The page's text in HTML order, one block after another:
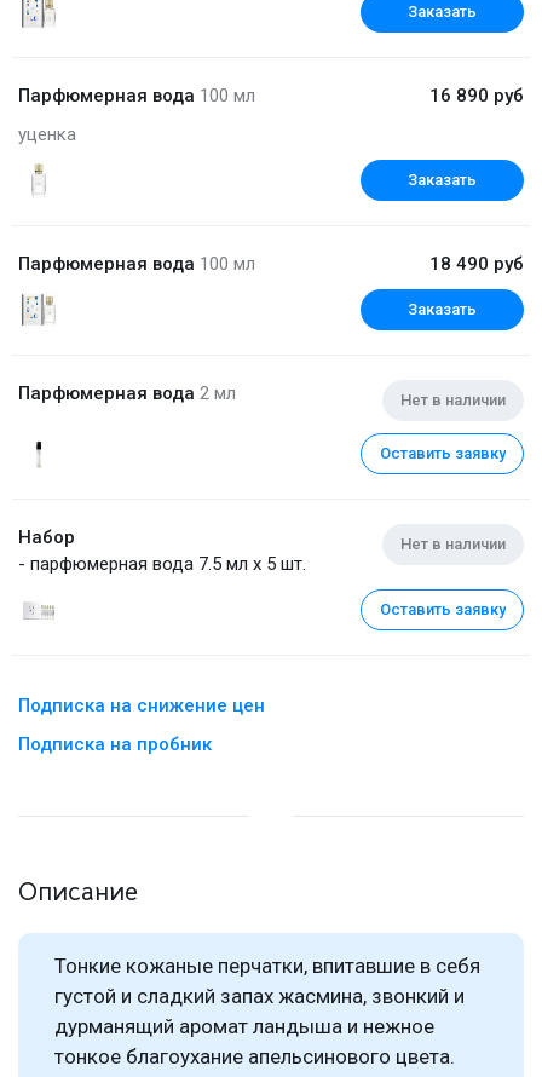
Заказать
Парфюмерная вода 100 мл
уценка
16 890 руб
Заказать
Парфюмерная вода 100 мл 18 490 руб
Заказать
Парфюмерная вода 2 мл Нет в наличии
Оставить заявку
Набор
- парфюмерная вода 7.5 мл x 5 шт.
Нет в наличии
Оставить заявку
Подписка на снижение цен
Подписка на пробник
Описание
Тонкие кожаные перчатки, впитавшие в себя
густой и сладкий запах жасмина, звонкий и
дурманящий аромат ландыша и нежное
тонкое благоухание апельсинового цвета.